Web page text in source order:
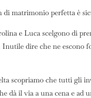
matrimonio perfetta è
e Luca scelgono di
dire che ne escono
scopriamo che tutti gli
dà il via a una cena e